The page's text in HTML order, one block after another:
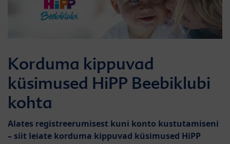
Korduma kippuvad
küsimused HiPP Beebiklubi
kohta
Alates registreerumisest kuni konto kustutamiseni
– siit leiate korduma kippuvad küsimused HiPP